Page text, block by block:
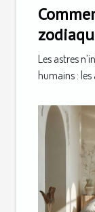
Les astres
humains : les